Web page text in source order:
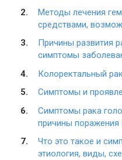
Методы лечения
средствами,
Причины развития
симптомы
Колоректальный
Симптомы и
Симптомы рака
причины поражения
Что это такое и
этиология, виды,